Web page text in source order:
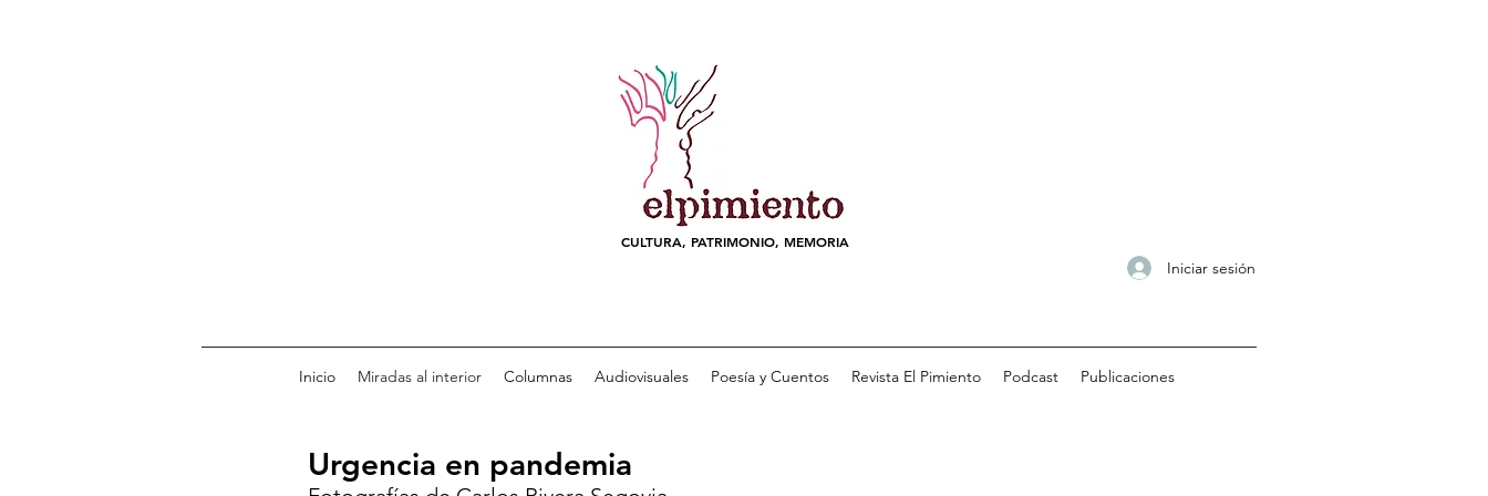
CULTURA, PATRIMONIO, MEMORIA
Iniciar sesión
Inicio Miradas al interior Columnas Audiovisuales Poesía y Cuentos Revista El Pimiento Podcast Publicaciones
Urgencia en pandemia